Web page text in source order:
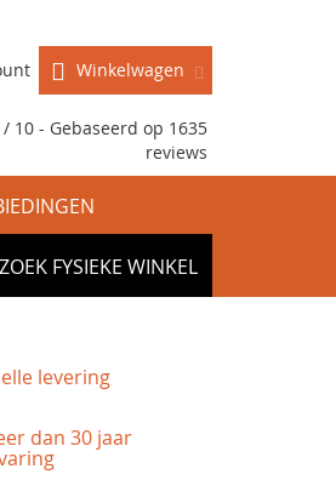
Winkelwagen
10 - Gebaseerd op 1635
reviews
FYSIEKE WINKEL
levering
dan 30 jaar